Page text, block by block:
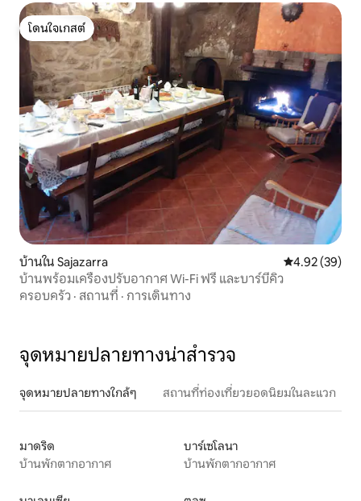
โดนใจเกสต์
โดนใจเกสต์
บ้านใน Sajazarra คะแนนเฉลี่ย
4.92 (39)
บ้านพร้อมเครื่องปรับอากาศ Wi-Fi ฟรี และบาร์บีคิว
ครอบครัว · สถานที่ · การเดินทาง
จุดหมายปลายทางน่าสำรวจ
จุดหมายปลายทางใกล้ๆ สถานที่ท่องเที่ยวยอดนิยมในละแวก
มาดริด
บ้านพักตากอากาศ
บาร์เซโลนา
บ้านพักตากอากาศ